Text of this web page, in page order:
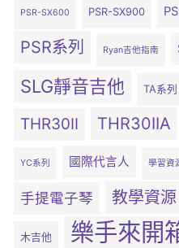
PSR-SX600 PSR-SX900
PSR系列 Ryan吉他指南
SLG靜音吉他 TA系列
THR30II THR30IIA
YC系列 國際代言人 學習資
手提電子琴 教學資源
木吉他 樂手來開